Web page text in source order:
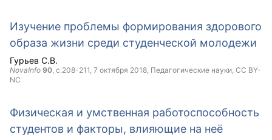
Изучение проблемы формирования здорового
образа жизни среди студенческой молодежи
Гурьев С.В.
NovaInfo 90, с.208-211, 7 октября 2018, Педагогические науки, CC BY-
NC
Физическая и умственная работоспособность
студентов и факторы, влияющие на неё